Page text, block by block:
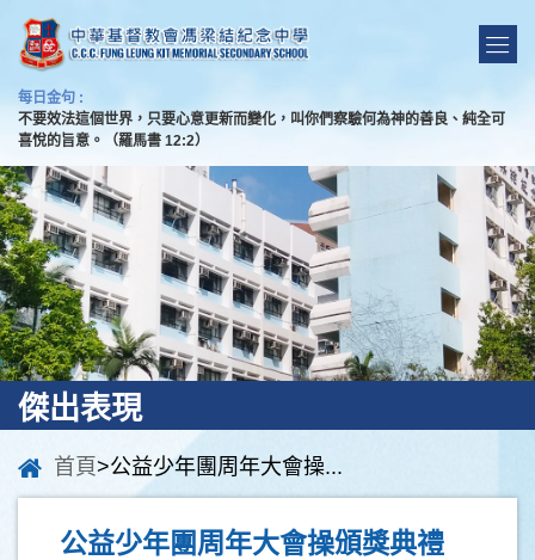
每日金句 :
不要效法這個世界，只要心意更新而變化，叫你們察驗何為神的善良、純全可
喜悅的旨意。（羅馬書 12:2）
傑出表現
首頁>公益少年團周年大會操...
公益少年團周年大會操頒獎典禮